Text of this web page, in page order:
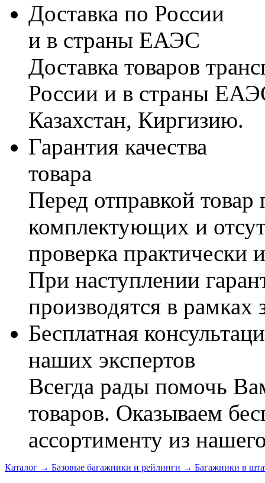
Доставка по России
и в страны ЕАЭС
Доставка товаров
России и в страны
Казахстан, Киргизию.
Гарантия качества
товара
Перед отправкой товар
комплектующих и
проверка практически
При наступлении
производятся в рамках
Бесплатная
наших экспертов
Всегда рады помочь
товаров. Оказываем
ассортименту из
Каталог → Базовые багажники и рейлинги → Багажники в